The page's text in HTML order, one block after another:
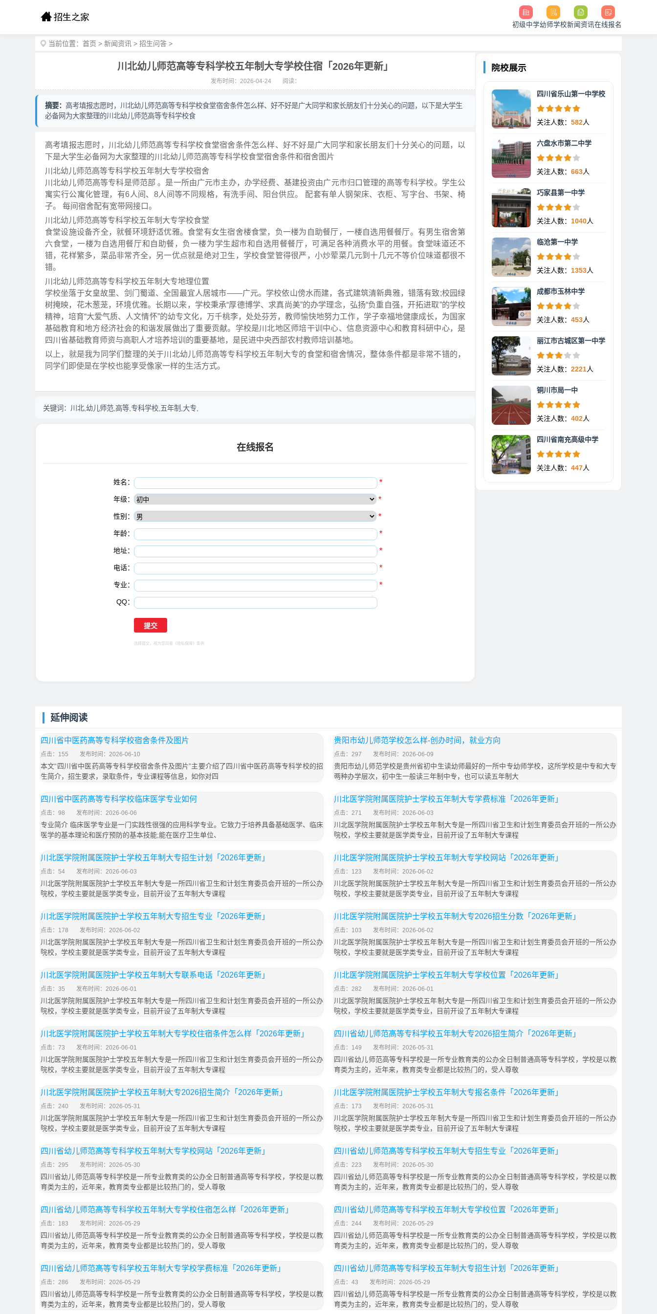
初级中学幼师学校新闻资讯在线报名
当前位置： 首页 > 新闻资讯 > 招生问答 >
川北幼儿师范高等专科学校五年制大专学校住宿「2026年更新」
发布时间：2026-04-24 阅读：
摘要： 高考填报志愿时，川北幼儿师范高等专科学校食堂宿舍条件怎么样、好不好是广大同学和家长朋友们十分关心的问题，以下是大学生
必备网为大家整理的川北幼儿师范高等专科学校食
高考填报志愿时，川北幼儿师范高等专科学校食堂宿舍条件怎么样、好不好是广大同学和家长朋友们十分关心的问题，以
下是大学生必备网为大家整理的川北幼儿师范高等专科学校食堂宿舍条件和宿舍图片
川北幼儿师范高等专科学校五年制大专学校宿舍
川北幼儿师范高等专科是师范部 。是一所由广元市主办，办学经费、基建投资由广元市归口管理的高等专科学校。学生公
寓实行公寓化管理，有6人间、8人间等不同规格，有洗手间、阳台供应。 配套有单人钢架床、衣柜、写字台、书架、椅
子。 每间宿舍配有宽带网接口。
川北幼儿师范高等专科学校五年制大专学校食堂
食堂设施设备齐全，就餐环境舒适优雅。食堂有女生宿舍楼食堂，负一楼为自助餐厅，一楼自选用餐餐厅。有男生宿舍第
六食堂，一楼为自选用餐厅和自助餐，负一楼为学生超市和自选用餐餐厅，可满足各种消费水平的用餐。食堂味道还不
错，花样繁多，菜品非常齐全，另一优点就是绝对卫生，学校食堂管得很严，小炒荤菜几元到十几元不等价位味道都很不
错。
川北幼儿师范高等专科学校五年制大专地理位置
学校坐落于女皇故里、剑门蜀道、全国最宜人居城市——广元。学校依山傍水而建，各式建筑清新典雅，错落有致;校园绿
树掩映，花木葱茏，环境优雅。长期以来，学校秉承“厚德博学、求真尚美”的办学理念，弘扬“负重自强，开拓进取”的学校
精神，培育“大爱气质、人文情怀”的幼专文化，万千桃李，处处芬芳，教师愉快地努力工作，学子幸福地健康成长，为国家
基础教育和地方经济社会的和谐发展做出了重要贡献。学校是川北地区师培干训中心、信息资源中心和教育科研中心，是
四川省基础教育师资与高职人才培养培训的重要基地，是民进中央西部农村教师培训基地。
以上，就是我为同学们整理的关于川北幼儿师范高等专科学校五年制大专的食堂和宿舍情况，整体条件都是非常不错的，
同学们即使是在学校也能享受像家一样的生活方式。
关键词： 川北,幼儿师范,高等,专科学校,五年制,大专,
在线报名
姓名： *
年级： *
性别： *
年龄： *
地址： *
电话： *
专业： *
QQ：
选择提交，视为您同意 《隐私保障》 条例
院校展示
四川省乐山第一中学校
关注人数： 582人
六盘水市第二中学
关注人数： 663人
巧家县第一中学
关注人数： 1040人
临沧第一中学
关注人数： 1353人
成都市玉林中学
关注人数： 453人
丽江市古城区第一中学
关注人数： 2221人
铜川市局一中
关注人数： 402人
四川省南充高级中学
关注人数： 447人
延伸阅读
四川省中医药高等专科学校宿舍条件及图片
点击：155 发布时间：2026-06-10
本文“四川省中医药高等专科学校宿舍条件及图片”主要介绍了四川省中医药高等专科学校的招
生简介，招生要求，录取条件，专业课程等信息，如你对四
贵阳市幼儿师范学校怎么样-创办时间，就业方向
点击：297 发布时间：2026-06-09
贵阳市幼儿师范学校是贵州省初中生读幼师最好的一所中专幼师学校，这所学校是中专和大专
两种办学层次，初中生一般读三年制中专，也可以读五年制大
四川省中医药高等专科学校临床医学专业如何
点击：98 发布时间：2026-06-06
专业简介 临床医学专业是一门实践性很强的应用科学专业。它致力于培养具备基础医学、临床
医学的基本理论和医疗预防的基本技能;能在医疗卫生单位、
川北医学院附属医院护士学校五年制大专学费标准「2026年更新」
点击：271 发布时间：2026-06-03
川北医学院附属医院护士学校五年制大专是一所四川省卫生和计划生育委员会开班的一所公办
院校，学校主要就是医学类专业，目前开设了五年制大专课程
川北医学院附属医院护士学校五年制大专招生计划「2026年更新」
点击：54 发布时间：2026-06-03
川北医学院附属医院护士学校五年制大专是一所四川省卫生和计划生育委员会开班的一所公办
院校，学校主要就是医学类专业，目前开设了五年制大专课程
川北医学院附属医院护士学校五年制大专学校网站「2026年更新」
点击：123 发布时间：2026-06-02
川北医学院附属医院护士学校五年制大专是一所四川省卫生和计划生育委员会开班的一所公办
院校，学校主要就是医学类专业，目前开设了五年制大专课程
川北医学院附属医院护士学校五年制大专招生专业「2026年更新」
点击：178 发布时间：2026-06-02
川北医学院附属医院护士学校五年制大专是一所四川省卫生和计划生育委员会开班的一所公办
院校，学校主要就是医学类专业，目前开设了五年制大专课程
川北医学院附属医院护士学校五年制大专2026招生分数「2026年更新」
点击：103 发布时间：2026-06-02
川北医学院附属医院护士学校五年制大专是一所四川省卫生和计划生育委员会开班的一所公办
院校，学校主要就是医学类专业，目前开设了五年制大专课程
川北医学院附属医院护士学校五年制大专联系电话「2026年更新」
点击：35 发布时间：2026-06-01
川北医学院附属医院护士学校五年制大专是一所四川省卫生和计划生育委员会开班的一所公办
院校，学校主要就是医学类专业，目前开设了五年制大专课程
川北医学院附属医院护士学校五年制大专学校位置「2026年更新」
点击：282 发布时间：2026-06-01
川北医学院附属医院护士学校五年制大专是一所四川省卫生和计划生育委员会开班的一所公办
院校，学校主要就是医学类专业，目前开设了五年制大专课程
川北医学院附属医院护士学校五年制大专学校住宿条件怎么样「2026年更新」
点击：73 发布时间：2026-06-01
川北医学院附属医院护士学校五年制大专是一所四川省卫生和计划生育委员会开班的一所公办
院校，学校主要就是医学类专业，目前开设了五年制大专课程
四川省幼儿师范高等专科学校五年制大专2026招生简介「2026年更新」
点击：149 发布时间：2026-05-31
四川省幼儿师范高等专科学校是一所专业教育类的公办全日制普通高等专科学校，学校是以教
育类为主的，近年来，教育类专业都是比较热门的，受人尊敬
川北医学院附属医院护士学校五年制大专2026招生简介「2026年更新」
点击：240 发布时间：2026-05-31
川北医学院附属医院护士学校五年制大专是一所四川省卫生和计划生育委员会开班的一所公办
院校，学校主要就是医学类专业，目前开设了五年制大专课程
川北医学院附属医院护士学校五年制大专报名条件「2026年更新」
点击：173 发布时间：2026-05-31
川北医学院附属医院护士学校五年制大专是一所四川省卫生和计划生育委员会开班的一所公办
院校，学校主要就是医学类专业，目前开设了五年制大专课程
四川省幼儿师范高等专科学校五年制大专学校网站「2026年更新」
点击：295 发布时间：2026-05-30
四川省幼儿师范高等专科学校是一所专业教育类的公办全日制普通高等专科学校，学校是以教
育类为主的，近年来，教育类专业都是比较热门的，受人尊敬
四川省幼儿师范高等专科学校五年制大专招生专业「2026年更新」
点击：223 发布时间：2026-05-30
四川省幼儿师范高等专科学校是一所专业教育类的公办全日制普通高等专科学校，学校是以教
育类为主的，近年来，教育类专业都是比较热门的，受人尊敬
四川省幼儿师范高等专科学校五年制大专学校住宿怎么样「2026年更新」
点击：183 发布时间：2026-05-29
四川省幼儿师范高等专科学校是一所专业教育类的公办全日制普通高等专科学校，学校是以教
育类为主的，近年来，教育类专业都是比较热门的，受人尊敬
四川省幼儿师范高等专科学校五年制大专学校位置「2026年更新」
点击：244 发布时间：2026-05-29
四川省幼儿师范高等专科学校是一所专业教育类的公办全日制普通高等专科学校，学校是以教
育类为主的，近年来，教育类专业都是比较热门的，受人尊敬
四川省幼儿师范高等专科学校五年制大专学校学费标准「2026年更新」
点击：286 发布时间：2026-05-29
四川省幼儿师范高等专科学校是一所专业教育类的公办全日制普通高等专科学校，学校是以教
育类为主的，近年来，教育类专业都是比较热门的，受人尊敬
四川省幼儿师范高等专科学校五年制大专招生计划「2026年更新」
点击：43 发布时间：2026-05-29
四川省幼儿师范高等专科学校是一所专业教育类的公办全日制普通高等专科学校，学校是以教
育类为主的，近年来，教育类专业都是比较热门的，受人尊敬